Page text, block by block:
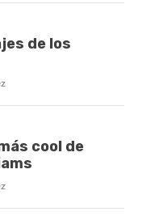
de los
cool de